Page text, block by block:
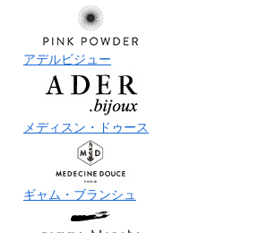
アデルビジュー
メディスン・ドゥース
ギャム・ブランシュ